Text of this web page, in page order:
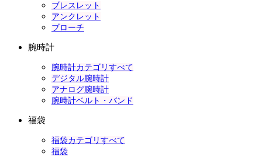
ブレスレット
アンクレット
ブローチ
腕時計
腕時計カテゴリすべて
デジタル腕時計
アナログ腕時計
腕時計ベルト・バンド
福袋
福袋カテゴリすべて
福袋